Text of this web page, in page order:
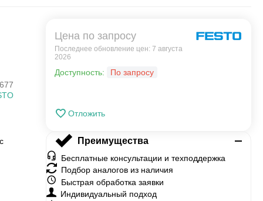
Цена по запросу
Последнее обновление цен: 7 августа
2026
Доступность: По запросу
Отложить
Преимущества
Бесплатные консультации и техподдержка
Подбор аналогов из наличия
Быстрая обработка заявки
Индивидуальный подход